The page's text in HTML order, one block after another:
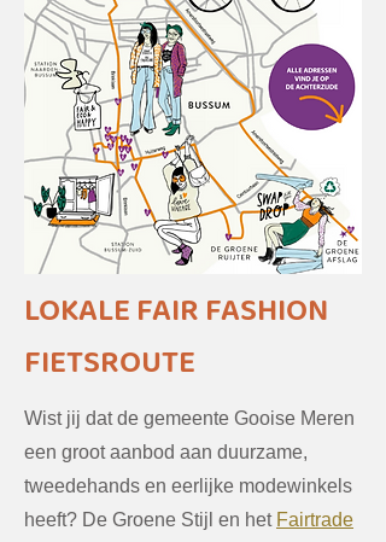
LOKALE FAIR FASHION
FIETSROUTE
Wist jij dat de gemeente Gooise Meren
een groot aanbod aan duurzame,
tweedehands en eerlijke modewinkels
heeft? De Groene Stijl en het Fairtrade